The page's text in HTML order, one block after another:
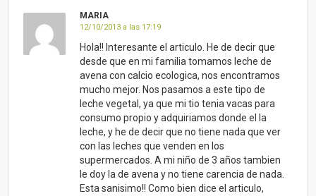
alimentos puros (ecologicos),nuestro cuerpo
nos lo agradecera.
RESPONDER
ANA MARTIN
14/11/2013 a las 12:57
Hombre! menos mal que los médicos aprenden
lo que se cuenta en la Facultad de Medicina.
¿Dónde os parece que se ha de formar un
médico? ¡Por dios! Comentarios como ese os